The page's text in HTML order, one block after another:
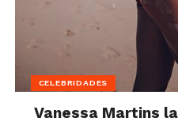
CELEBRIDADES
Vanessa Martins